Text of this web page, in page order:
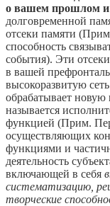
о вашем прошлом и
долговременной
отсеки памяти
способность
события). Эти
в вашей
высокоразвитую
обрабатывает
называется
функцией (Прим.
осуществляющих
функциями и
деятельность
включающей в себя
систематизацию,
творческие